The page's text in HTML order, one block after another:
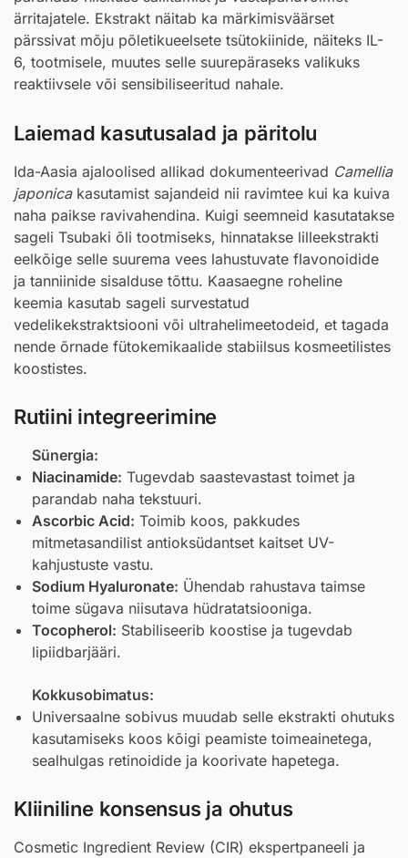
ärritajatele. Ekstrakt näitab ka märkimisväärset
pärssivat mõju põletikueelsete tsütokiinide, näiteks IL-
6, tootmisele, muutes selle suurepäraseks valikuks
reaktiivsele või sensibiliseeritud nahale.
Laiemad kasutusalad ja päritolu
Ida-Aasia ajaloolised allikad dokumenteerivad Camellia
japonicakasutamist sajandeid nii ravimtee kui ka kuiva
naha paikse ravivahendina. Kuigi seemneid kasutatakse
sageli Tsubaki õli tootmiseks, hinnatakse lilleekstrakti
eelkõige selle suurema vees lahustuvate flavonoidide
ja tanniinide sisalduse tõttu. Kaasaegne roheline
keemia kasutab sageli survestatud
vedelikekstraktsiooni või ultrahelimeetodeid, et tagada
nende õrnade fütokemikaalide stabiilsus kosmeetilistes
koostistes.
Rutiini integreerimine
Sünergia:
Niacinamide: Tugevdab saastevastast toimet ja
parandab naha tekstuuri.
Ascorbic Acid: Toimib koos, pakkudes
mitmetasandilist antioksüdantset kaitset UV-
kahjustuste vastu.
Sodium Hyaluronate: Ühendab rahustava taimse
toime sügava niisutava hüdratatsiooniga.
Tocopherol: Stabiliseerib koostise ja tugevdab
lipiidbarjääri.
Kokkusobimatus:
Universaalne sobivus muudab selle ekstrakti ohutuks
kasutamiseks koos kõigi peamiste toimeainetega,
sealhulgas retinoidide ja koorivate hapetega.
Kliiniline konsensus ja ohutus
Cosmetic Ingredient Review (CIR) ekspertpaneeli ja